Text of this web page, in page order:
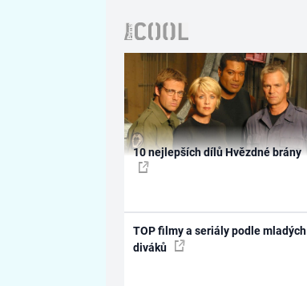
10 nejlepších dílů Hvězdné brány
TOP filmy a seriály podle mladých
diváků